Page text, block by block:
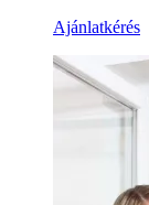
Ajánlatkérés